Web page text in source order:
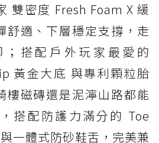
雙密度 Fresh Foam X 緩
舒適、下層穩定支撐，走
搭配戶外玩家最愛的
黃金大底 與專利顆粒胎
樓磁磚還是泥濘山路都能
搭配防護力滿分的 Toe
一體式防砂鞋舌，完美兼